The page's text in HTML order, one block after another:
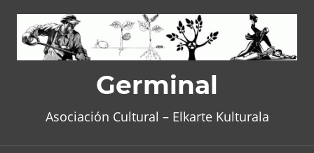
content
Germinal
Asociación Cultural – Elkarte Kulturala